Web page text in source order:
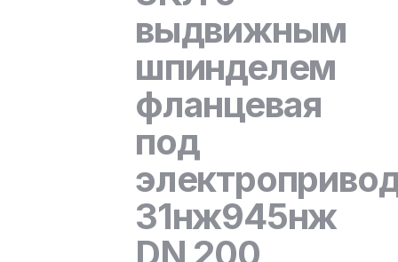
выдвижным
шпинделем
фланцевая
под
31нж945нж